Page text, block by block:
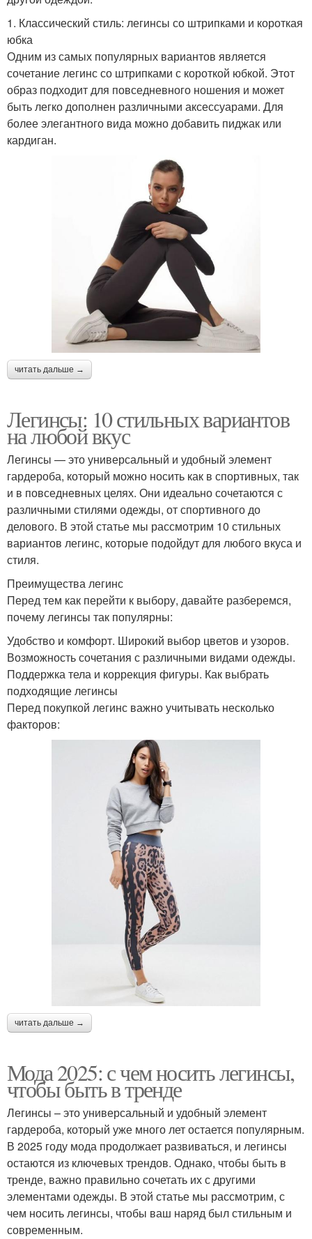
1. Классический стиль: легинсы со штрипками и короткая
юбка
Одним из самых популярных вариантов является
сочетание легинс со штрипками с короткой юбкой. Этот
образ подходит для повседневного ношения и может
быть легко дополнен различными аксессуарами. Для
более элегантного вида можно добавить пиджак или
кардиган.
читать дальше →
Легинсы: 10 стильных вариантов
на любой вкус
Легинсы — это универсальный и удобный элемент
гардероба, который можно носить как в спортивных, так
и в повседневных целях. Они идеально сочетаются с
различными стилями одежды, от спортивного до
делового. В этой статье мы рассмотрим 10 стильных
вариантов легинс, которые подойдут для любого вкуса и
стиля.
Преимущества легинс
Перед тем как перейти к выбору, давайте разберемся,
почему легинсы так популярны:
Удобство и комфорт. Широкий выбор цветов и узоров.
Возможность сочетания с различными видами одежды.
Поддержка тела и коррекция фигуры. Как выбрать
подходящие легинсы
Перед покупкой легинс важно учитывать несколько
факторов:
читать дальше →
Мода 2025: с чем носить легинсы,
чтобы быть в тренде
Легинсы – это универсальный и удобный элемент
гардероба, который уже много лет остается популярным.
В 2025 году мода продолжает развиваться, и легинсы
остаются из ключевых трендов. Однако, чтобы быть в
тренде, важно правильно сочетать их с другими
элементами одежды. В этой статье мы рассмотрим, с
чем носить легинсы, чтобы ваш наряд был стильным и
современным.